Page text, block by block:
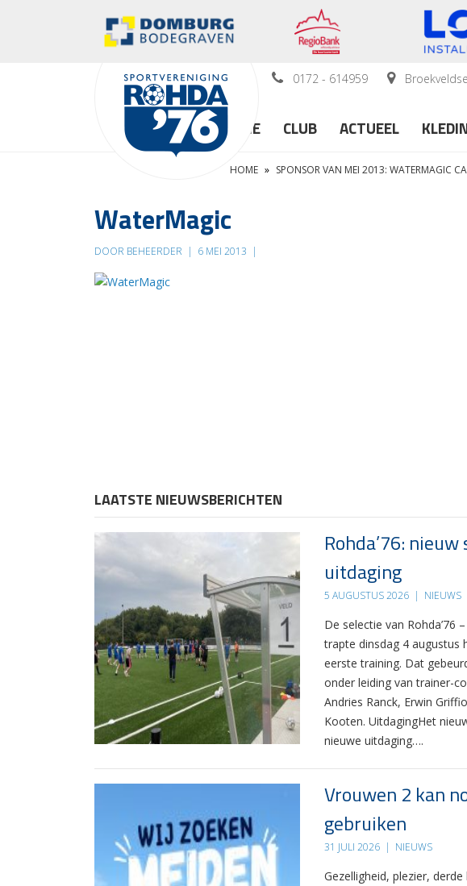
0172 - 614959
HOME CLUB ACTUEEL
HOME » SPONSOR VAN MEI 2013: WATERMAGIC
WaterMagic
DOOR BEHEERDER | 6 MEI 2013 |
LAATSTE NIEUWSBERICHTEN
Rohda’76:
uitdaging
5 AUGUSTUS 2026 | NIEUWS
De selectie van Rohda’76
trapte dinsdag 4 augustus
eerste training. Dat
onder leiding van trainer-
Andries Ranck, Erwin
Kooten. UitdagingHet
nieuwe uitdaging….
Vrouwen 2 kan
gebruiken
31 JULI 2026 | NIEUWS
Gezelligheid, plezier,